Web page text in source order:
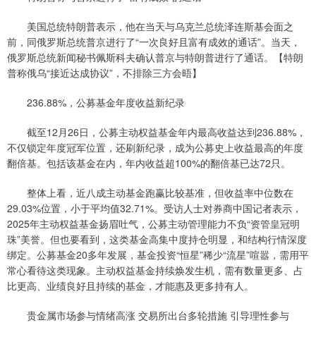
美国总统特朗普表示，他在当天与乌克兰总统泽连斯基会面之
前，同俄罗斯总统普京进行了“一次良好且富有成效的通话”。当天，
俄罗斯总统新闻秘书佩斯科夫确认普京与特朗普进行了通话。【特朗
普称俄乌“接近达成协议”，不排除三方会晤】
236.88%，公募基金年度收益新纪录
截至12月26日，公募主动权益基金年内最高收益达到236.88%，
不仅锁定年度冠军位置，还刷新纪录，成为公募史上收益最高的年度
翻倍基。包括该基金在内，年内收益超100%的翻倍基已达72只。
整体上看，近八成主动基金跑赢比较基准，但收益率中位数在
29.03%位置，小于平均值32.71%。受访人士对券商中国记者表示，
2025年主动权益基金扬眉吐气，公募主动管理能力不负“资管皇冠明
珠”美誉。但也要看到，这类基金高集中度持仓明显，和结构行情深度
绑定。公募基金20多年发展，基金投资“恒星”稀少“流星”喧嚣，需用平
常心看待这类现象。主动权益基金持续焕发生机，需有数量更多、占
比更高、业绩良好且持续的基金，才能惠及更多持有人。
贵金属市场参与情绪高涨 交易所出台多轮措施 引导理性参与